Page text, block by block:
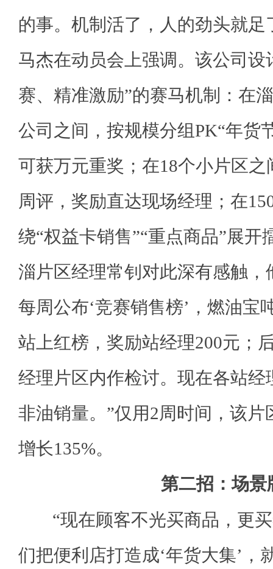
的事。机制活了，人的劲头就足
马杰在动员会上强调。该公司设
赛、精准激励”的赛马机制：在
公司之间，按规模分组PK“年货
可获万元重奖；在18个小片区之
周评，奖励直达现场经理；在
绕“权益卡销售”“重点商品”展开
淄片区经理常钊对此深有感触，
每周公布‘竞赛销售榜’，燃油宝
站上红榜，奖励站经理200元；
经理片区内作检讨。现在各站经
非油销量。”仅用2周时间，该
增长135%。
第二招：场景
“现在顾客不光买商品，更买
们把便利店打造成‘年货大集’，